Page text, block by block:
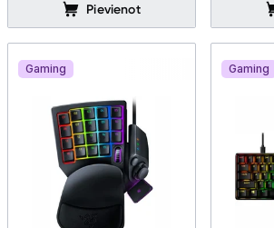
Pievienot
Gaming Gaming